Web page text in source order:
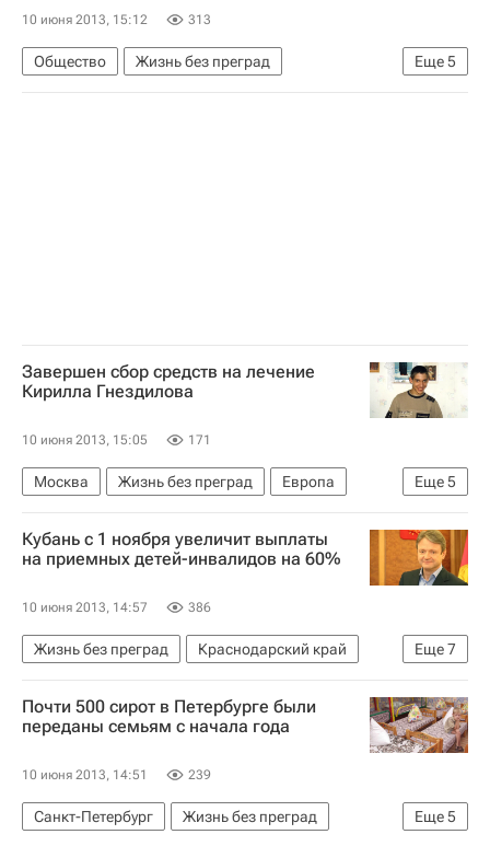
10 июня 2013, 15:12 313
Еще5
Общество
Жизнь без преград
Краснодарский край
Европа
Весь мир
Завершен сбор средств на лечение
Кирилла Гнездилова
10 июня 2013, 15:05 171
Еще5
Москва Жизнь без преград
Европа
Центральный ФО
Весь мир
Школа волонтера
Детские вопросы
Кубань с 1 ноября увеличит выплаты
на приемных детей-инвалидов на 60%
10 июня 2013, 14:57 386
Еще7
Жизнь без преград
Краснодарский край
Европа
Весь мир
Южный ФО
Александр Ткачев
Детские вопросы
Россия
Почти 500 сирот в Петербурге были
переданы семьям с начала года
10 июня 2013, 14:51 239
Еще5
Санкт-Петербург
Жизнь без преград